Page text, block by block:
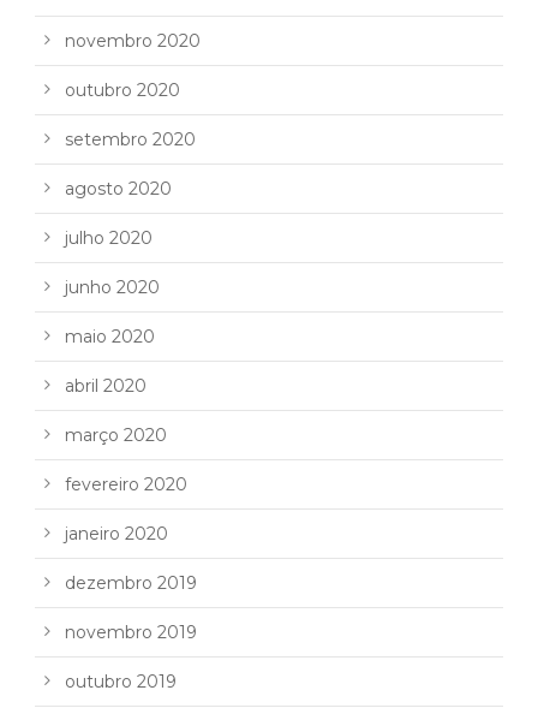
novembro 2020
outubro 2020
setembro 2020
agosto 2020
julho 2020
junho 2020
maio 2020
abril 2020
março 2020
fevereiro 2020
janeiro 2020
dezembro 2019
novembro 2019
outubro 2019